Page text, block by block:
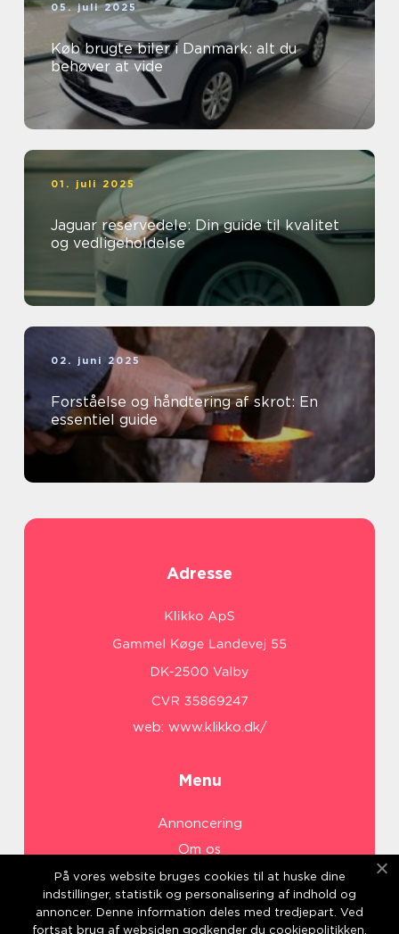
05. juli 2025
Køb brugte biler i Danmark: alt du
behøver at vide
01. juli 2025
Jaguar reservedele: Din guide til kvalitet
og vedligeholdelse
02. juni 2025
Forståelse og håndtering af skrot: En
essentiel guide
Adresse
web: www.klikko.dk/
Menu
Annoncering
Om os
Cookies
Kontakt os
Sitemap
På vores website bruges cookies til at huske dine
indstillinger, statistik og personalisering af indhold og
annoncer. Denne information deles med tredjepart. Ved
fortsat brug af websiden godkender du cookiepolitikken.